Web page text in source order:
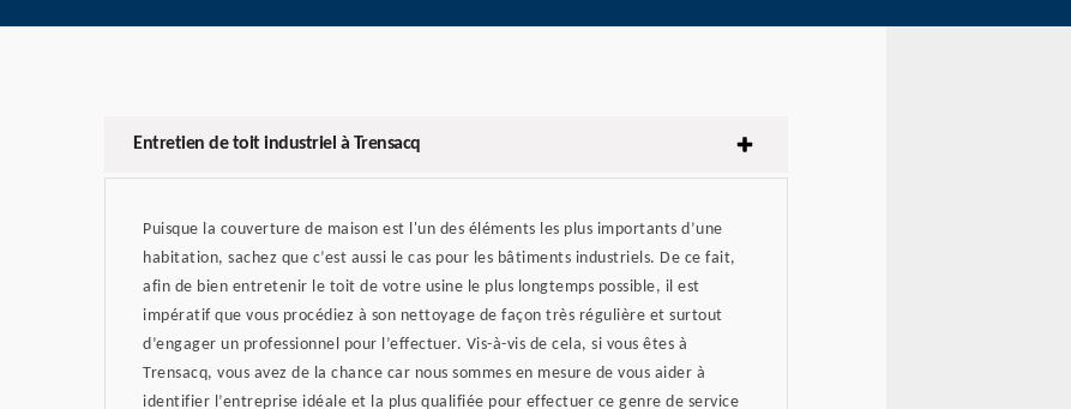
Entretien de toit industriel à Trensacq
Puisque la couverture de maison est l'un des éléments les plus importants d’une
habitation, sachez que c’est aussi le cas pour les bâtiments industriels. De ce fait,
afin de bien entretenir le toit de votre usine le plus longtemps possible, il est
impératif que vous procédiez à son nettoyage de façon très régulière et surtout
d’engager un professionnel pour l’effectuer. Vis-à-vis de cela, si vous êtes à
Trensacq, vous avez de la chance car nous sommes en mesure de vous aider à
identifier l’entreprise idéale et la plus qualifiée pour effectuer ce genre de service